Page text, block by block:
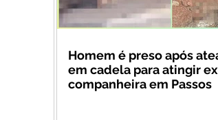
Homem é preso após
em cadela para atingir
companheira em Passos